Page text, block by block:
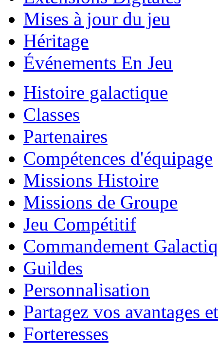
Mises à jour du jeu
Héritage
Événements En Jeu
Histoire galactique
Classes
Partenaires
Compétences d'équipage
Missions Histoire
Missions de Groupe
Jeu Compétitif
Commandement
Guildes
Personnalisation
Partagez vos avantages
Forteresses